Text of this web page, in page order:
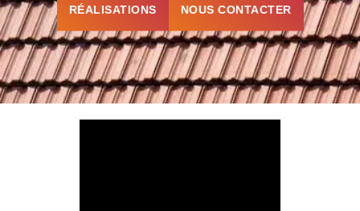
RÉALISATIONS NOUS CONTACTER